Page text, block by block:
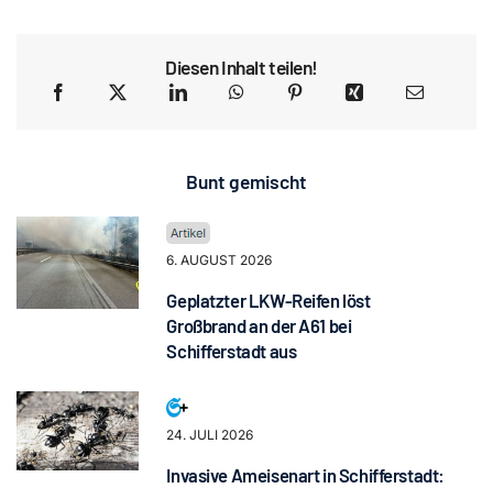
Diesen Inhalt teilen!
Bunt gemischt
6. AUGUST 2026
Geplatzter LKW-Reifen löst
Großbrand an der A61 bei
Schifferstadt aus
24. JULI 2026
Invasive Ameisenart in Schifferstadt: